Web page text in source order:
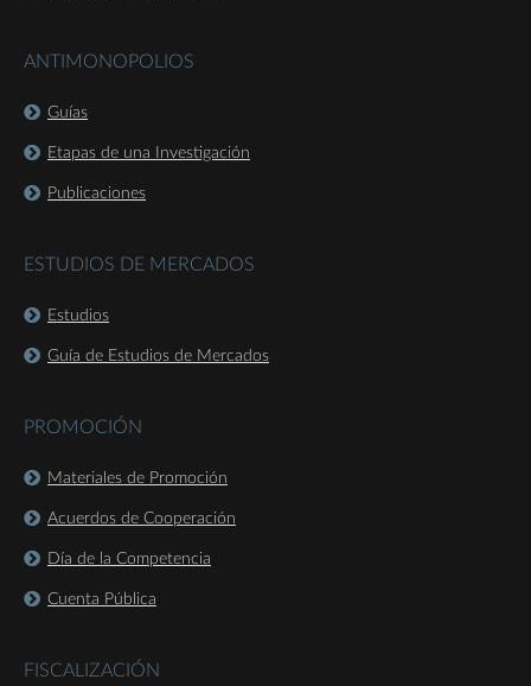
ANTIMONOPOLIOS
Guías
Etapas de una Investigación
Publicaciones
ESTUDIOS DE MERCADOS
Estudios
Guía de Estudios de Mercados
PROMOCIÓN
Materiales de Promoción
Acuerdos de Cooperación
Día de la Competencia
Cuenta Pública
FISCALIZACIÓN